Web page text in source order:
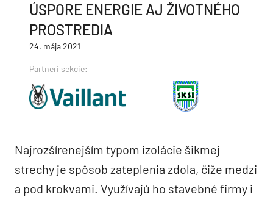
ÚSPORE ENERGIE AJ ŽIVOTNÉHO
PROSTREDIA
24. mája 2021
Partneri sekcie:
Najrozšírenejším typom izolácie šikmej
strechy je spôsob zateplenia zdola, čiže medzi
a pod krokvami. Využívajú ho stavebné firmy i